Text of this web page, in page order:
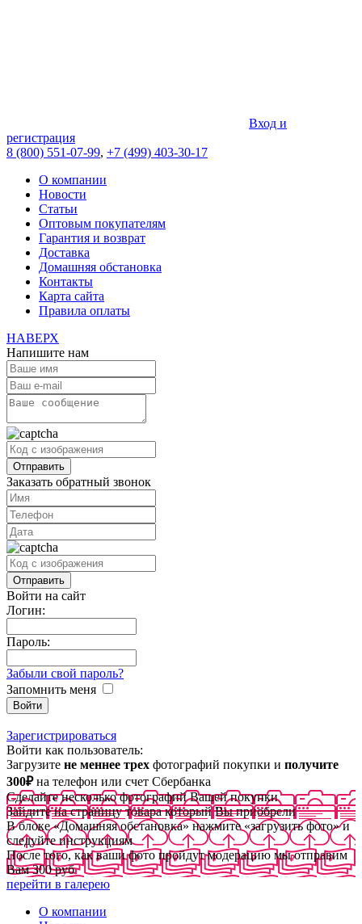
Вход и
регистрация
8 (800) 551-07-99, +7 (499) 403-30-17
О компании
Новости
Статьи
Оптовым покупателям
Гарантия и возврат
Доставка
Домашняя обстановка
Контакты
Карта сайта
Правила оплаты
НАВЕРХ
Напишите нам
Заказать обратный звонок
Войти на сайт
Логин:
Пароль:
Забыли свой пароль?
Запомнить меня
Зарегистрироваться
Войти как пользователь:
Загрузите не меннее трех фотографий покупки и получите
300₽на телефон или счет Сбербанка
Сделайте несколько фотографий Вашей покупки
Зайдите на страницу товара который Вы приобрели
В блоке «Домашняя обстановка» нажмите «загрузить фото» и
следуйте инструкциям
После того, как ваши фото пройдут модерацию мы отправим
Вам 300 руб
перейти в галерею
О компании